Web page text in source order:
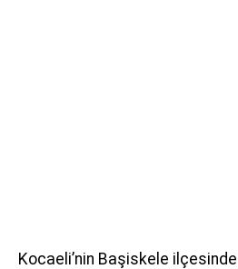
Kocaeli’nin Başiskele